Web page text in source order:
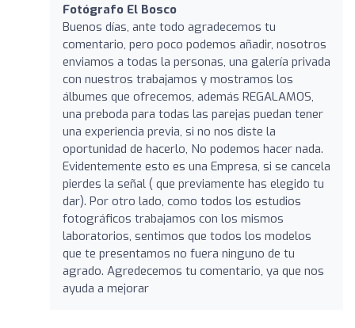
Fotógrafo El Bosco
Buenos días, ante todo agradecemos tu
comentario, pero poco podemos añadir, nosotros
enviamos a todas la personas, una galería privada
con nuestros trabajamos y mostramos los
álbumes que ofrecemos, además REGALAMOS,
una preboda para todas las parejas puedan tener
una experiencia previa, si no nos diste la
oportunidad de hacerlo, No podemos hacer nada.
Evidentemente esto es una Empresa, si se cancela
pierdes la señal ( que previamente has elegido tu
dar). Por otro lado, como todos los estudios
fotográficos trabajamos con los mismos
laboratorios, sentimos que todos los modelos
que te presentamos no fuera ninguno de tu
agrado. Agredecemos tu comentario, ya que nos
ayuda a mejorar